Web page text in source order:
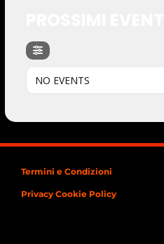
NO EVENTS
Termini e Condizioni
Privacy Cookie Policy